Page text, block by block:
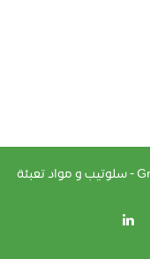
جرين ستارز - Green Stars - سلوتيب و مواد تعبئة